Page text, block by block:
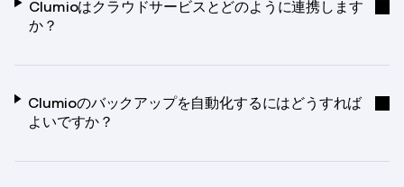
Clumioはクラウドサービスとどのように連携します
か？
Clumioのバックアップを自動化するにはどうすれば
よいですか？